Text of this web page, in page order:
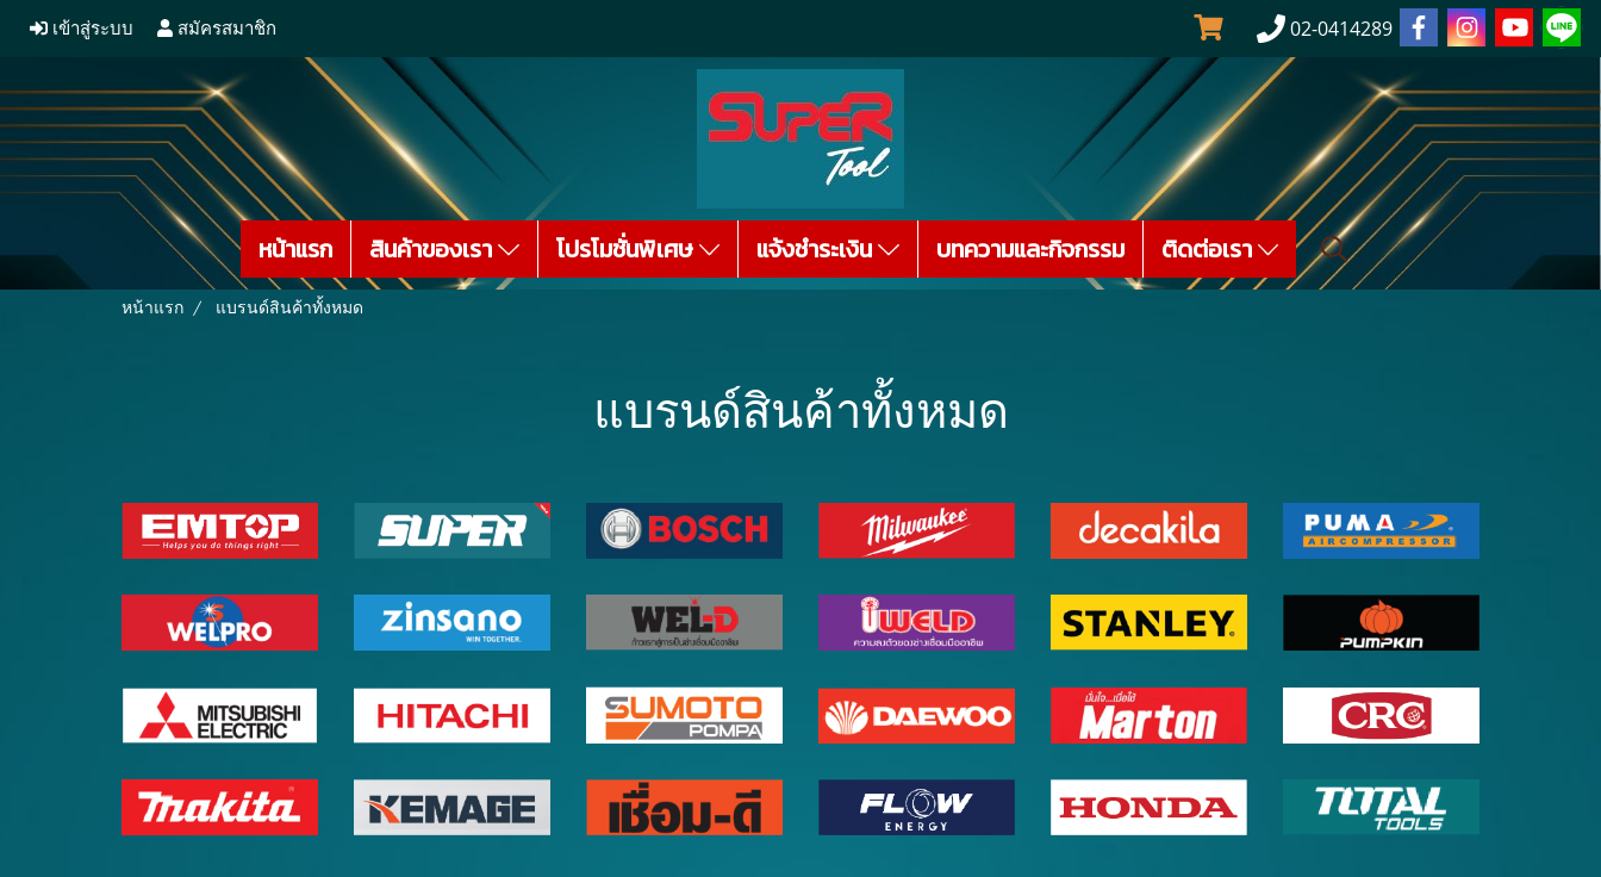
เข้าสู่ระบบ สมัครสมาชิก 02-0414289
หน้าแรก สินค้าของเรา โปรโมชั่นพิเศษ แจ้งชำระเงิน บทความและกิจกรรม ติดต่อเรา
หน้าแรก แบรนด์สินค้าทั้งหมด
แบรนด์สินค้าทั้งหมด